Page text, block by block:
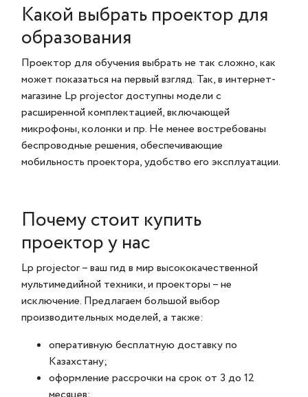
Какой выбрать проектор для
образования
Проектор для обучения выбрать не так сложно, как
может показаться на первый взгляд. Так, в интернет-
магазине Lp projector доступны модели с
расширенной комплектацией, включающей
микрофоны, колонки и пр. Не менее востребованы
беспроводные решения, обеспечивающие
мобильность проектора, удобство его эксплуатации.
Почему стоит купить
проектор у нас
Lp projector – ваш гид в мир высококачественной
мультимедийной техники, и проекторы – не
исключение. Предлагаем большой выбор
производительных моделей, а также:
оперативную бесплатную доставку по
Казахстану;
оформление рассрочки на срок от 3 до 12